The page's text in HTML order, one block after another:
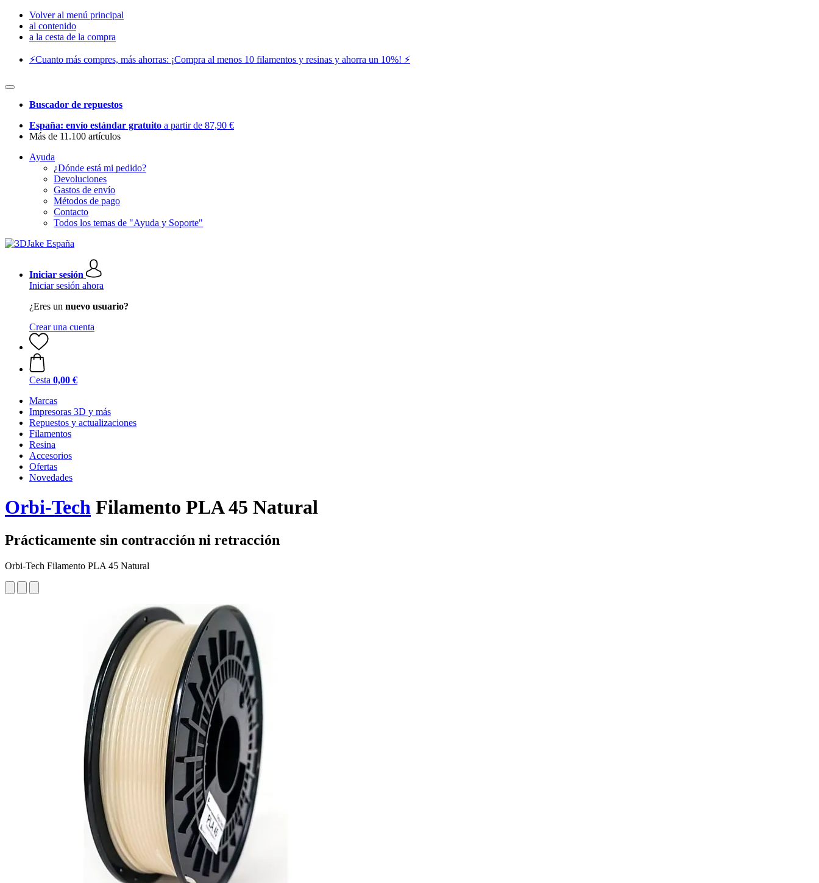
Volver al menú principal
al contenido
a la cesta de la compra
⚡️Cuanto más compres, más ahorras: ¡Compra al menos 10 filamentos y resinas y ahorra un 10%! ⚡️
Buscador de repuestos
España: envío estándar gratuito a partir de 87,90 €
Más de 11.100 artículos
Ayuda
¿Dónde está mi pedido?
Devoluciones
Gastos de envío
Métodos de pago
Contacto
Todos los temas de "Ayuda y Soporte"
Iniciar sesión
Iniciar sesión ahora
¿Eres un nuevo usuario?
Crear una cuenta
Cesta 0,00 €
Marcas
Impresoras 3D y más
Repuestos y actualizaciones
Filamentos
Resina
Accesorios
Ofertas
Novedades
Orbi-Tech Filamento PLA 45 Natural
Prácticamente sin contracción ni retracción
Orbi-Tech Filamento PLA 45 Natural